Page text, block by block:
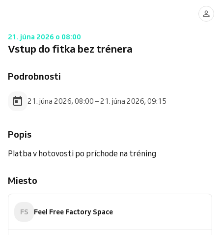
21. júna 2026 o 08:00
Vstup do fitka bez trénera
Podrobnosti
21. júna 2026, 08:00 – 21. júna 2026, 09:15
Popis
Platba v hotovosti po príchode na tréning
Miesto
FS Feel Free Factory Space